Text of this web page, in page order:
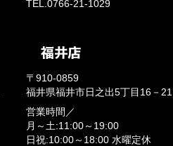
TEL.0766-21-1029
〒910-0859
福井県福井市日之出5丁目16－21
営業時間／
月～土:11:00～19:00
日祝:10:00～18:00 水曜定休